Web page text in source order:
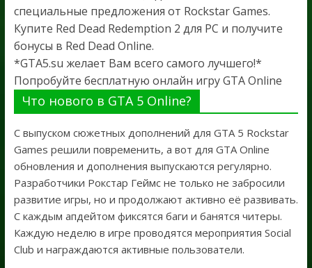
специальные предложения от Rockstar Games.
Купите Red Dead Redemption 2 для PC и получите
бонусы в Red Dead Online.
*GTA5.su желает Вам всего самого лучшего!*
Попробуйте бесплатную онлайн игру GTA Online
Что нового в GTA 5 Online?
С выпуском сюжетных дополнений для GTA 5 Rockstar
Games решили повременить, а вот для GTA Online
обновления и дополнения выпускаются регулярно.
Разработчики Рокстар Геймс не только не забросили
развитие игры, но и продолжают активно её развивать.
С каждым апдейтом фиксятся баги и банятся читеры.
Каждую неделю в игре проводятся мероприятия Social
Club и награждаются активные пользователи.